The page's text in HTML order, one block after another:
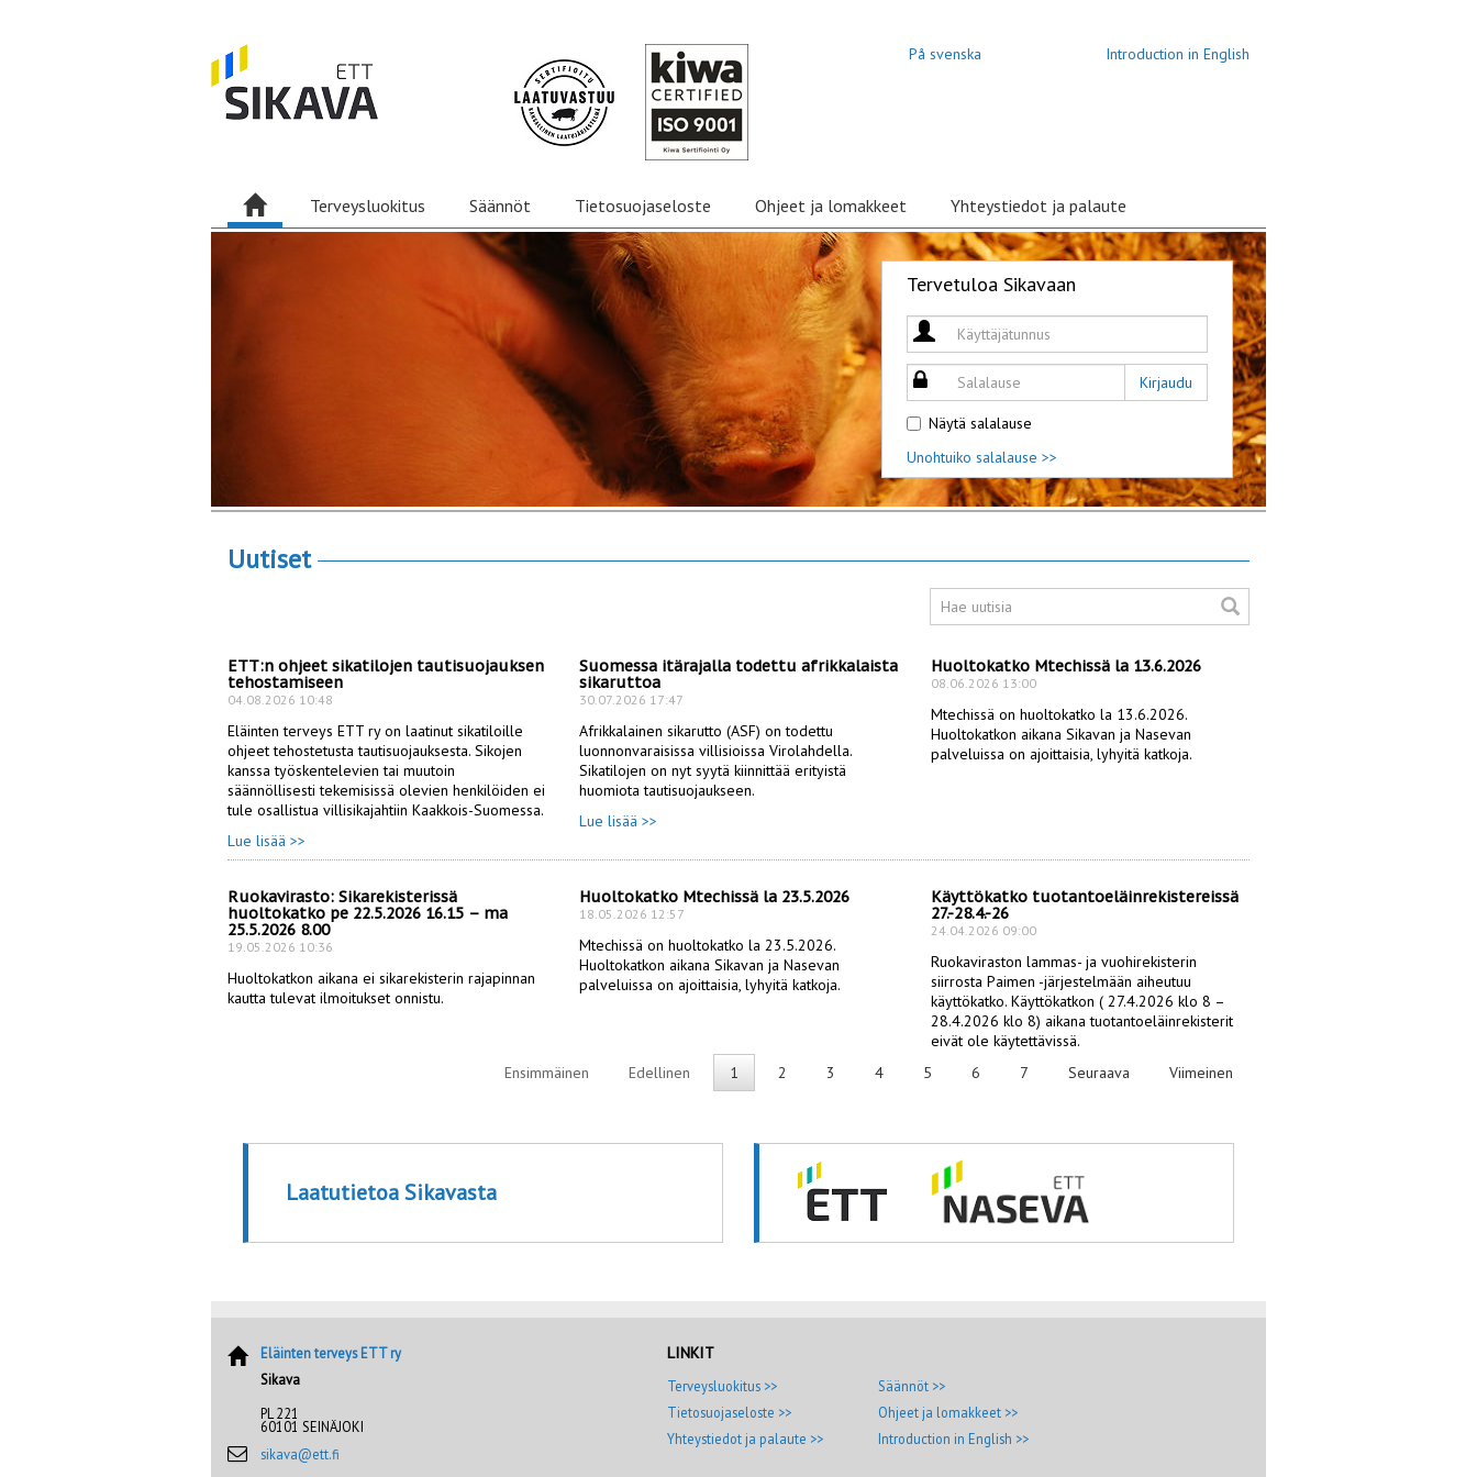
På svenska Introduction in English
Terveysluokitus Säännöt Tietosuojaseloste Ohjeet ja lomakkeet Yhteystiedot ja palaute
Tervetuloa Sikavaan
Kirjaudu
Näytä salalause
Unohtuiko salalause >>
Uutiset
ETT:n ohjeet sikatilojen tautisuojauksen
tehostamiseen
04.08.2026 10:48
Eläinten terveys ETT ry on laatinut sikatiloille
ohjeet tehostetusta tautisuojauksesta. Sikojen
kanssa työskentelevien tai muutoin
säännöllisesti tekemisissä olevien henkilöiden ei
tule osallistua villisikajahtiin Kaakkois-Suomessa.
Lue lisää >>
Suomessa itärajalla todettu afrikkalaista
sikaruttoa
30.07.2026 17:47
Afrikkalainen sikarutto (ASF) on todettu
luonnonvaraisissa villisioissa Virolahdella.
Sikatilojen on nyt syytä kiinnittää erityistä
huomiota tautisuojaukseen.
Lue lisää >>
Huoltokatko Mtechissä la 13.6.2026
08.06.2026 13:00
Mtechissä on huoltokatko la 13.6.2026.
Huoltokatkon aikana Sikavan ja Nasevan
palveluissa on ajoittaisia, lyhyitä katkoja.
Ruokavirasto: Sikarekisterissä
huoltokatko pe 22.5.2026 16.15 – ma
25.5.2026 8.00
19.05.2026 10:36
Huoltokatkon aikana ei sikarekisterin rajapinnan
kautta tulevat ilmoitukset onnistu.
Huoltokatko Mtechissä la 23.5.2026
18.05.2026 12:57
Mtechissä on huoltokatko la 23.5.2026.
Huoltokatkon aikana Sikavan ja Nasevan
palveluissa on ajoittaisia, lyhyitä katkoja.
Käyttökatko tuotantoeläinrekistereissä
27.-28.4.-26
24.04.2026 09:00
Ruokaviraston lammas- ja vuohirekisterin
siirrosta Paimen -järjestelmään aiheutuu
käyttökatko. Käyttökatkon ( 27.4.2026 klo 8 –
28.4.2026 klo 8) aikana tuotantoeläinrekisterit
eivät ole käytettävissä.
Ensimmäinen
Edellinen 1 2 3 4 5 6 7 Seuraava Viimeinen
Laatutietoa Sikavasta
Eläinten terveys ETT ry
Sikava
PL 221
60101 SEINÄJOKI
sikava@ett.fi
LINKIT
Terveysluokitus >>
Säännöt >>
Tietosuojaseloste >>
Ohjeet ja lomakkeet >>
Yhteystiedot ja palaute >>
Introduction in English >>